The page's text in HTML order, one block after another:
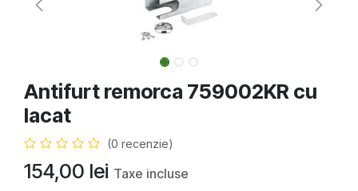
Antifurt remorca 759002KR cu
lacat
(0 recenzie)
154,00 lei Taxe incluse